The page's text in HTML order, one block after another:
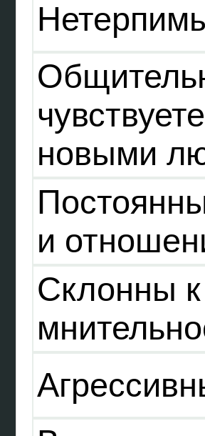
новыми
и
Склонны к